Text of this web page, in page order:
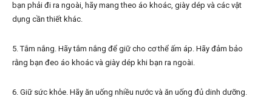
bạn phải đi ra ngoài, hãy mang theo áo khoác, giày dép và các vật
dụng cần thiết khác.
5. Tắm nắng. Hãy tắm nắng để giữ cho cơ thể ấm áp. Hãy đảm bảo
rằng bạn đeo áo khoác và giày dép khi bạn ra ngoài.
6. Giữ sức khỏe. Hãy ăn uống nhiều nước và ăn uống đủ dinh dưỡng.